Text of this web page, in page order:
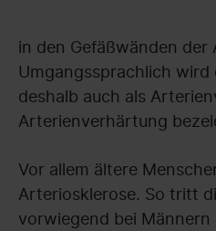
in den Gefäßwänden der
Umgangssprachlich
deshalb auch als
Arterienverhärtung
Vor allem ältere
Arteriosklerose. So tritt
vorwiegend bei